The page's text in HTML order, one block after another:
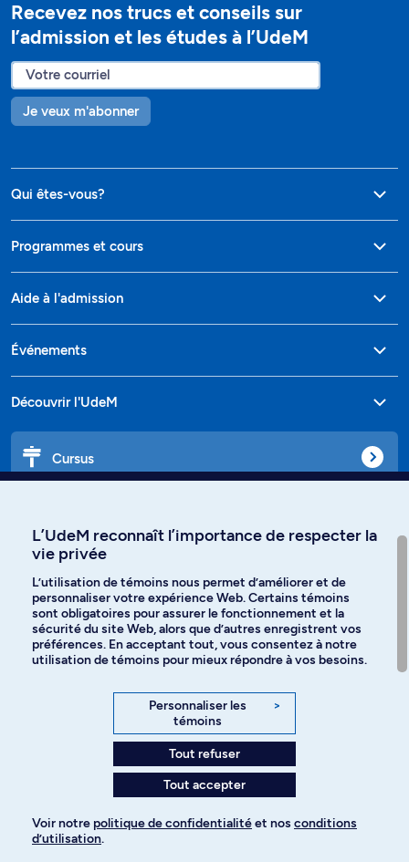
Recevez nos trucs et conseils sur
l’admission et les études à l’UdeM
Je veux m'abonner
Qui êtes-vous?
Programmes et cours
Aide à l'admission
Événements
Découvrir l'UdeM
Cursus
Langues
Facebook Instagram
YouTube
Politique de confidentialité
L’UdeM reconnaît l’importance de respecter la
vie privée
L’utilisation de témoins nous permet d’améliorer et de
personnaliser votre expérience Web. Certains témoins
sont obligatoires pour assurer le fonctionnement et la
sécurité du site Web, alors que d’autres enregistrent vos
préférences. En acceptant tout, vous consentez à notre
utilisation de témoins pour mieux répondre à vos besoins.
Personnaliser les
témoins
>
Tout refuser
Tout accepter
Voir notre politique de confidentialitéet nos conditions
d’utilisation.